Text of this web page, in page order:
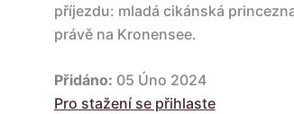
příjezdu: mladá cikánská
právě na Kronensee.
Přidáno: 05 Úno 2024
Pro stažení se přihlaste